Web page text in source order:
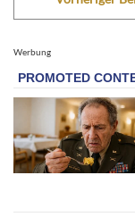
Werbung